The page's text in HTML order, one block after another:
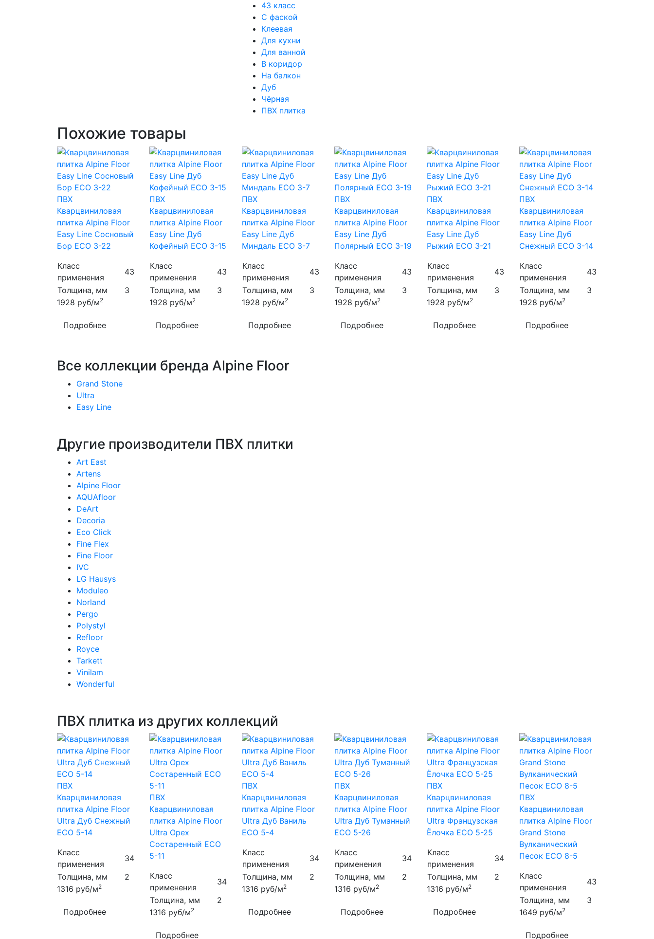
43 класс
С фаской
Клеевая
Для кухни
Для ванной
В коридор
На балкон
Дуб
Чёрная
ПВХ плитка
Похожие товары
ПВХ
Кварцвиниловая
плитка Alpine Floor
Easy Line Сосновый
Бор ECO 3-22
Класс
применения
43
Толщина, мм
3
1928 руб/м2
Подробнее
ПВХ
Кварцвиниловая
плитка Alpine Floor
Easy Line Дуб
Кофейный ECO 3-15
Класс
применения
43
Толщина, мм
3
1928 руб/м2
Подробнее
ПВХ
Кварцвиниловая
плитка Alpine Floor
Easy Line Дуб
Миндаль ECO 3-7
Класс
применения
43
Толщина, мм
3
1928 руб/м2
Подробнее
ПВХ
Кварцвиниловая
плитка Alpine Floor
Easy Line Дуб
Полярный ECO 3-19
Класс
применения
43
Толщина, мм
3
1928 руб/м2
Подробнее
ПВХ
Кварцвиниловая
плитка Alpine Floor
Easy Line Дуб
Рыжий ECO 3-21
Класс
применения
43
Толщина, мм
3
1928 руб/м2
Подробнее
ПВХ
Кварцвиниловая
плитка Alpine Floor
Easy Line Дуб
Снежный ECO 3-14
Класс
применения
43
Толщина, мм
3
1928 руб/м2
Подробнее
Все коллекции бренда Alpine Floor
Grand Stone
Ultra
Easy Line
Другие производители ПВХ плитки
Art East
Artens
Alpine Floor
AQUAfloor
DeArt
Decoria
Eco Click
Fine Flex
Fine Floor
IVC
LG Hausys
Moduleo
Norland
Pergo
Polystyl
Refloor
Royce
Tarkett
Vinilam
Wonderful
ПВХ плитка из других коллекций
ПВХ
Кварцвиниловая
плитка Alpine Floor
Ultra Дуб Снежный
ECO 5-14
Класс
применения
34
Толщина, мм
2
1316 руб/м2
Подробнее
ПВХ
Кварцвиниловая
плитка Alpine Floor
Ultra Орех
Состаренный ECO
5-11
Класс
применения
34
Толщина, мм
2
1316 руб/м2
Подробнее
ПВХ
Кварцвиниловая
плитка Alpine Floor
Ultra Дуб Ваниль
ECO 5-4
Класс
применения
34
Толщина, мм
2
1316 руб/м2
Подробнее
ПВХ
Кварцвиниловая
плитка Alpine Floor
Ultra Дуб Туманный
ECO 5-26
Класс
применения
34
Толщина, мм
2
1316 руб/м2
Подробнее
ПВХ
Кварцвиниловая
плитка Alpine Floor
Ultra Французская
Ёлочка ECO 5-25
Класс
применения
34
Толщина, мм
2
1316 руб/м2
Подробнее
ПВХ
Кварцвиниловая
плитка Alpine Floor
Grand Stone
Вулканический
Песок ECO 8-5
Класс
применения
43
Толщина, мм
3
1649 руб/м2
Подробнее